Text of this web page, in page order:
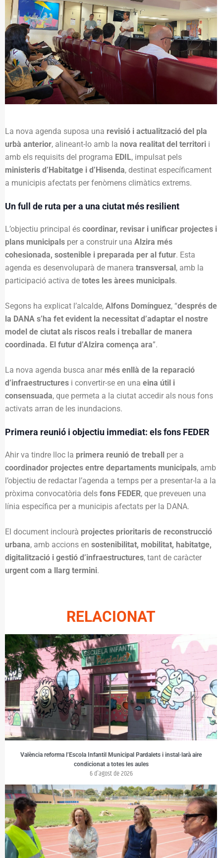
La nova agenda suposa una revisió i actualització del pla
urbà anterior, alineant-lo amb la nova realitat del territori i
amb els requisits del programa EDIL, impulsat pels
ministeris d’Habitatge i d’Hisenda, destinat específicament
a municipis afectats per fenòmens climàtics extrems.
Un full de ruta per a una ciutat més resilient
L’objectiu principal és coordinar, revisar i unificar projectes i
plans municipals per a construir una Alzira més
cohesionada, sostenible i preparada per al futur. Esta
agenda es desenvoluparà de manera transversal, amb la
participació activa de totes les àrees municipals.
Segons ha explicat l’alcalde, Alfons Domínguez, “després de
la DANA s’ha fet evident la necessitat d’adaptar el nostre
model de ciutat als riscos reals i treballar de manera
coordinada. El futur d’Alzira comença ara”.
La nova agenda busca anar més enllà de la reparació
d’infraestructures i convertir-se en una eina útil i
consensuada, que permeta a la ciutat accedir als nous fons
activats arran de les inundacions.
Primera reunió i objectiu immediat: els fons FEDER
Ahir va tindre lloc la primera reunió de treball per a
coordinador projectes entre departaments municipals, amb
l’objectiu de redactar l’agenda a temps per a presentar-la a la
pròxima convocatòria dels fons FEDER, que preveuen una
línia específica per a municipis afectats per la DANA.
El document inclourà projectes prioritaris de reconstrucció
urbana, amb accions en sostenibilitat, mobilitat, habitatge,
digitalització i gestió d’infraestructures, tant de caràcter
urgent com a llarg termini.
RELACIONAT
València reforma l’Escola Infantil Municipal Pardalets i instal·larà aire
condicionat a totes les aules
6 d'agost de 2026